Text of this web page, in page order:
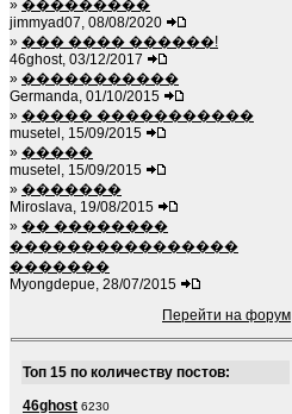
» ���������
jimmyad07, 08/08/2020
» ��� ���� ������!
46ghost, 03/12/2017
» �����������
Germanda, 01/10/2015
» ����� �����������
musetel, 15/09/2015
» �����
musetel, 15/09/2015
» �������
Miroslava, 19/08/2015
» �� ��������
����������������
�������
Myongdepue, 28/07/2015
Перейти на форум
Топ 15 по количеству постов:
46ghost 6230